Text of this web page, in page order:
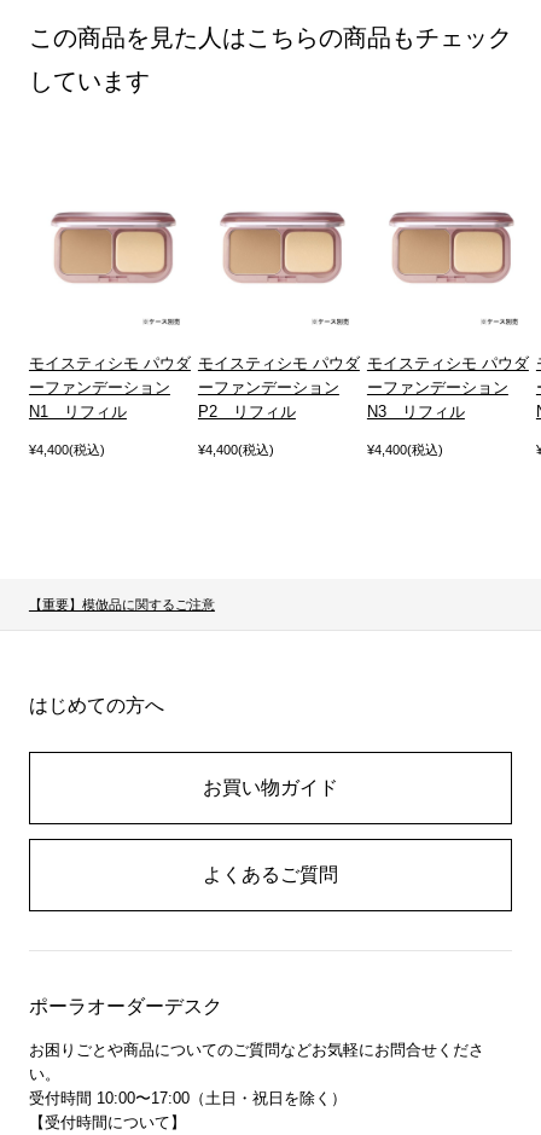
この商品を見た人はこちらの商品もチェック
しています
モイスティシモ パウダ
ーファンデーション
N1 リフィル
¥4,400(税込)
モイスティシモ パウダ
ーファンデーション
P2 リフィル
¥4,400(税込)
モイスティシモ パウダ
ーファンデーション
N3 リフィル
¥4,400(税込)
【重要】模倣品に関するご注意
はじめての方へ
お買い物ガイド
よくあるご質問
ポーラオーダーデスク
お困りごとや商品についてのご質問などお気軽にお問合せくださ
い。
受付時間 10:00〜17:00（土日・祝日を除く）
【受付時間について】